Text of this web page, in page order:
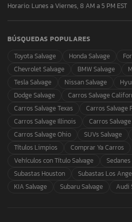
Horario: Lunes a Viernes, 8 AM a 5 PM EST
BÚSQUEDAS POPULARES
Toyota Salvage
Honda Salvage
Chevrolet Salvage
BMW Salvage
Tesla Salvage
Nissan Salvage
Dodge Salvage
Carros Salvage
Carros Salvage Texas
Carros Salvage
Carros Salvage Illinois
Carros
Carros Salvage Ohio
SUVs Salvage
Títulos Limpios
Comprar Ya Carros
Vehículos con Título Salvage
Subastas Houston
Subastas Los
KIA Salvage
Subaru Salvage Audi